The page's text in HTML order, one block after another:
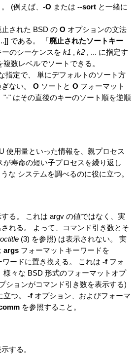
(例えば、 -O または --sort と一緒に
された BSD の O オプションの文法
である。 「廃止されたソートキー
ーのシーケンスを k1 , k2 , ... に指定す
数レベルでソートできる。
指定で、 単にデフォルトのソート方
ない。 O ソートと O フォーマット
"-" はその直後のキーのソート順を逆順
使用量といった情報を、親プロセス
が寿命の短い子プロセスを繰り返し
な システムを調べるのに役に立つ。
る。 これは argv の値ではなく、実
れる。 よって、コマンド引き数とそ
(3) を参照) は表示されない。 実
args フォーマットキーワードを
ードに置き換える。 これは -f フォ
様々な BSD 形式のフォーマットオプ
ションがコマンド引き数を表示する)
立つ。 -f オプション、およびフォーマ
を参照すること。
する。